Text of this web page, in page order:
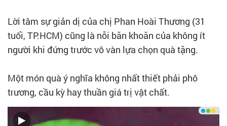
Lời tâm sự giản dị của chị Phan Hoài Thương (31
tuổi, TP.HCM) cũng là nỗi băn khoăn của không ít
người khi đứng trước vô vàn lựa chọn quà tặng.
Một món quà ý nghĩa không nhất thiết phải phô
trương, cầu kỳ hay thuần giá trị vật chất.